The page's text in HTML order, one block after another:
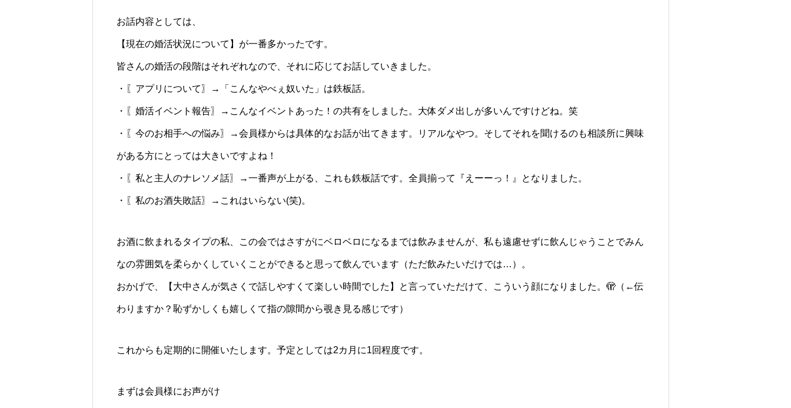
お話内容としては、
【現在の婚活状況について】が一番多かったです。
皆さんの婚活の段階はそれぞれなので、それに応じてお話していきました。
・〖アプリについて〗→「こんなやべぇ奴いた」は鉄板話。
・〖婚活イベント報告〗→こんなイベントあった！の共有をしました。大体ダメ出しが多いんですけどね。笑
・〖今のお相手への悩み〗→会員様からは具体的なお話が出てきます。リアルなやつ。そしてそれを聞けるのも相談所に興味
がある方にとっては大きいですよね！
・〖私と主人のナレソメ話〗→一番声が上がる、これも鉄板話です。全員揃って『えーーっ！』となりました。
・〖私のお酒失敗話〗→これはいらない(笑)。
お酒に飲まれるタイプの私、この会ではさすがにベロベロになるまでは飲みませんが、私も遠慮せずに飲んじゃうことでみん
なの雰囲気を柔らかくしていくことができると思って飲んでいます（ただ飲みたいだけでは…）。
おかげで、【大中さんが気さくで話しやすくて楽しい時間でした】と言っていただけて、こういう顔になりました。🫣（←伝
わりますか？恥ずかしくも嬉しくて指の隙間から覗き見る感じです）
これからも定期的に開催いたします。予定としては2カ月に1回程度です。
まずは会員様にお声がけ